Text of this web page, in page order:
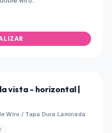
vista - horizontal |
Wiro / Tapa Dura Laminada